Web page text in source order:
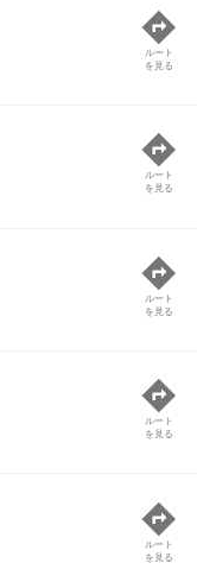
ルート
を見る
ルート
を見る
ルート
を見る
ルート
を見る
ルート
を見る